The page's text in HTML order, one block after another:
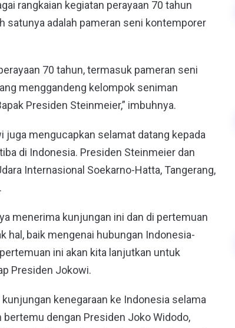
rangkaian kegiatan perayaan 70 tahun
satunya adalah pameran seni kontemporer
70 tahun, termasuk pameran seni
menggandeng kelompok seniman
Presiden Steinmeier,” imbuhnya.
mengucapkan selamat datang kepada
di Indonesia. Presiden Steinmeier dan
Internasional Soekarno-Hatta, Tangerang,
menerima kunjungan ini dan di pertemuan
hal, baik mengenai hubungan Indonesia-
ini akan kita lanjutkan untuk
Presiden Jokowi.
kenegaraan ke Indonesia selama
bertemu dengan Presiden Joko Widodo,